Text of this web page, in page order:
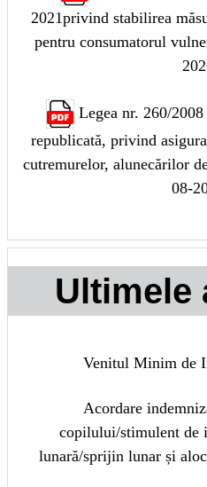
2021privind stabilirea
pentru consumatorul
Legea nr. 260/
republicată, privind
cutremurelor, alunecărilor
08-
Ultimele
Venitul Minim de
Acordare
copilului/stimulent de
lunară/sprijin lunar și